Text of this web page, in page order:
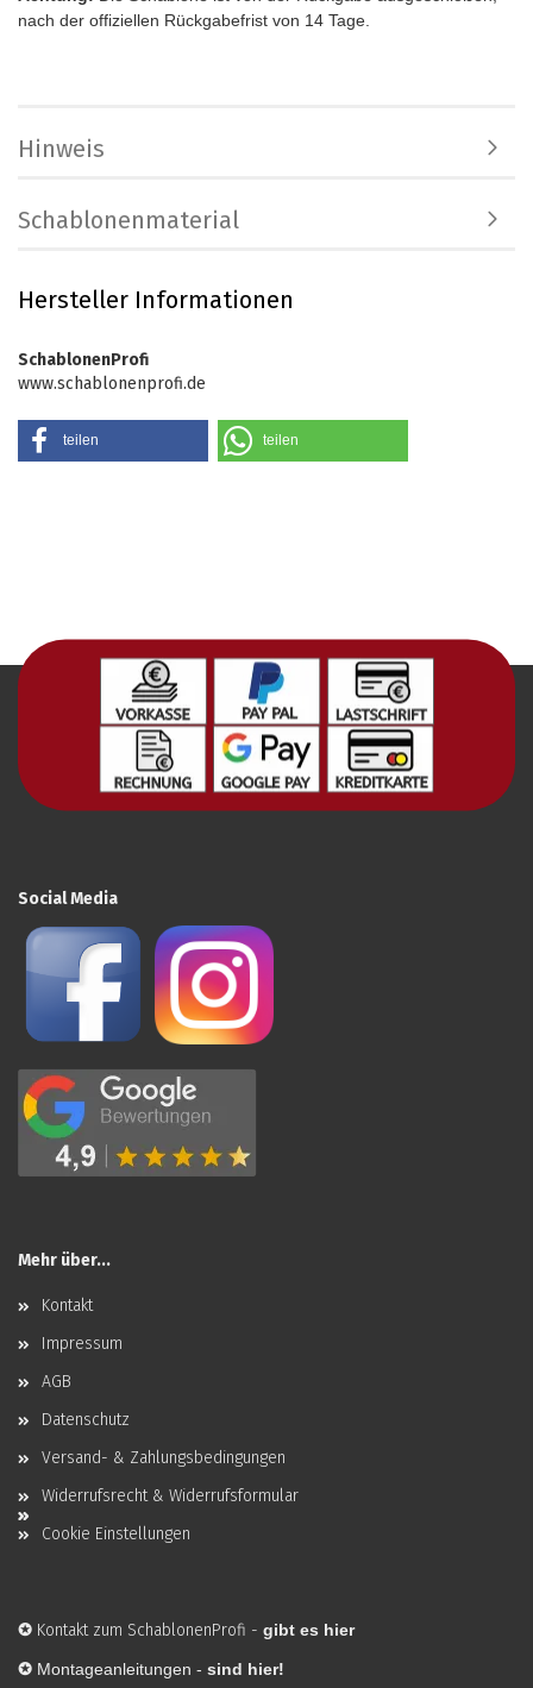
nach der offiziellen Rückgabefrist von 14 Tage.
Hinweis
Schablonenmaterial
Hersteller Informationen
SchablonenProfi
www.schablonenprofi.de
teilen teilen
Social Media
Mehr über...
Kontakt
Impressum
AGB
Datenschutz
Versand- & Zahlungsbedingungen
Widerrufsrecht & Widerrufsformular
Cookie Einstellungen
✪ Kontakt zum SchablonenProfi - gibt es hier
✪ Montageanleitungen - sind hier!